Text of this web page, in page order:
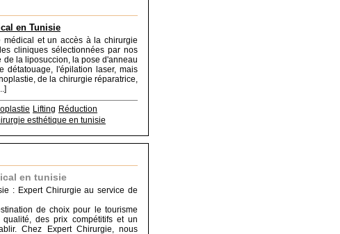
en Tunisie
médical et un accès à la chirurgie
cliniques sélectionnées par nos
de la liposuccion, la pose d'anneau
détatouage, l'épilation laser, mais
de la chirurgie réparatrice,
Lifting Réduction
esthétique en tunisie
en tunisie
: Expert Chirurgie au service de
de choix pour le tourisme
des prix compétitifs et un
Chez Expert Chirurgie, nous